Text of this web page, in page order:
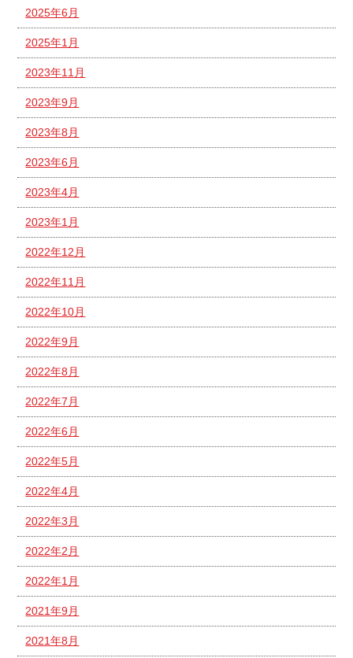
2025年6月
2025年1月
2023年11月
2023年9月
2023年8月
2023年6月
2023年4月
2023年1月
2022年12月
2022年11月
2022年10月
2022年9月
2022年8月
2022年7月
2022年6月
2022年5月
2022年4月
2022年3月
2022年2月
2022年1月
2021年9月
2021年8月